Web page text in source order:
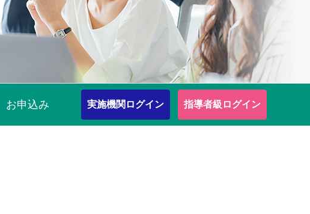
お申込み 実施機関ログイン 指導者級ログイン